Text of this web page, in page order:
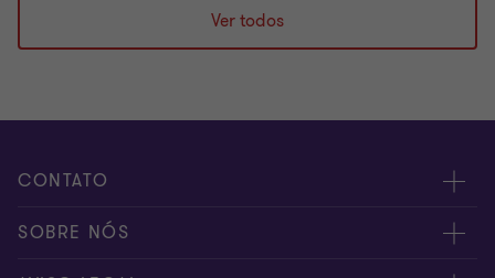
Ver todos
CONTATO
Fale conosco
SOBRE NÓS